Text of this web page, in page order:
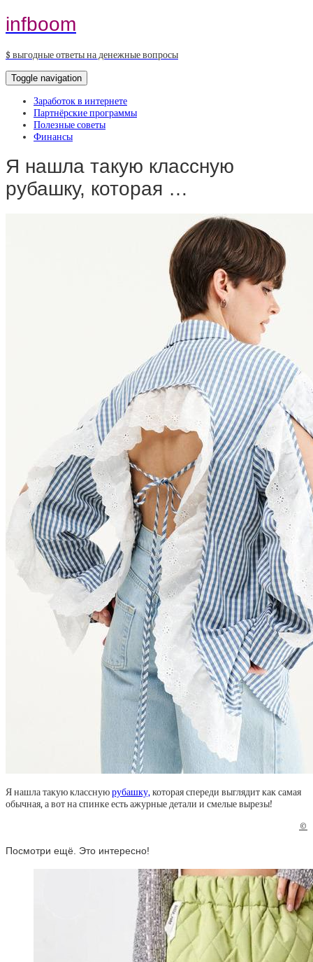
infboom
$ выгодные ответы на денежные вопросы
Toggle navigation
Заработок в интернете
Партнёрские программы
Полезные советы
Финансы
Я нашла такую классную
рубашку, которая …
Я нашла такую класснуюрубашку,которая спереди выглядит как самая
обычная, а вот на спинке есть ажурные детали и смелые вырезы!
©
Посмотри ещё. Это интересно!